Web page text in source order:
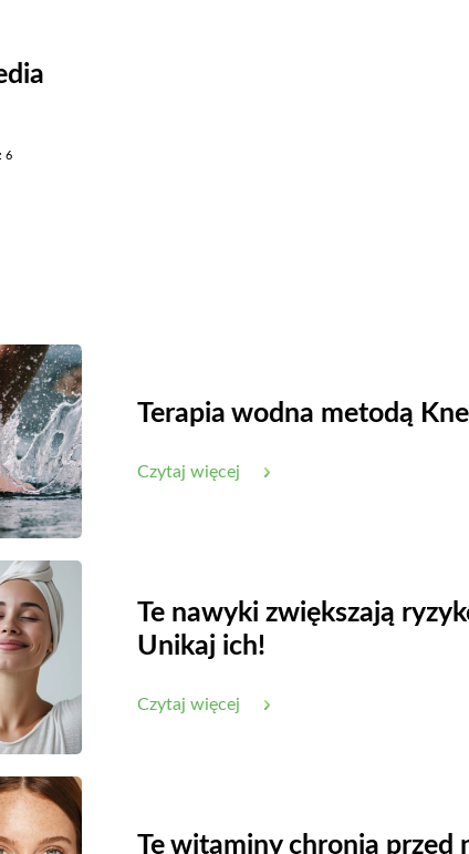
-
Cena brutto Cena
41,00 zł
6
Terapia wodna metodą
Czytaj więcej
Te nawyki zwiększają
Unikaj ich!
Czytaj więcej
Te witaminy chronią przed